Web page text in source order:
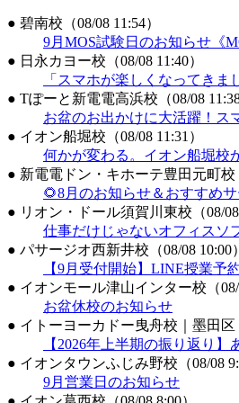
● 碧南校（08/08 11:54）
9月MOS試験日のお知らせ《
● 日永カヨー校（08/08 11:40）
「スマホが楽しくなってき
● Tぽーと新電電高浜校（08/08 11:38
お盆のお出かけに大活躍！ス
● イオン船堀校（08/08 11:31）
何かが変わる。イオン船堀校
● 新電電ドン・キホーテ豊田元町校
🌻8月のお知らせ＆おすすめ
● リオン・ドール須賀川東校（08/08
仕事だけじゃないオフィスソ
● パサージオ西新井校（08/08 10:00）
【9月受付開始】LINE授業予
● イオンモール津山インター校（08/
お盆休校のお知らせ
● イトーヨーカドー曳舟校｜墨田区
【2026年上半期の振り返り
● イオンタウンふじみ野校（08/08
9月営業日のお知らせ